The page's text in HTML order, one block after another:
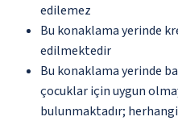
edilemez
Bu konaklama yerinde
edilmektedir
Bu konaklama yerinde
çocuklar için uygun
bulunmaktadır; herhangi